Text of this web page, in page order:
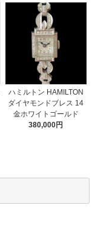
ハミルトン HAMILTON
ダイヤモンドブレス 14
金ホワイトゴールド
380,000円